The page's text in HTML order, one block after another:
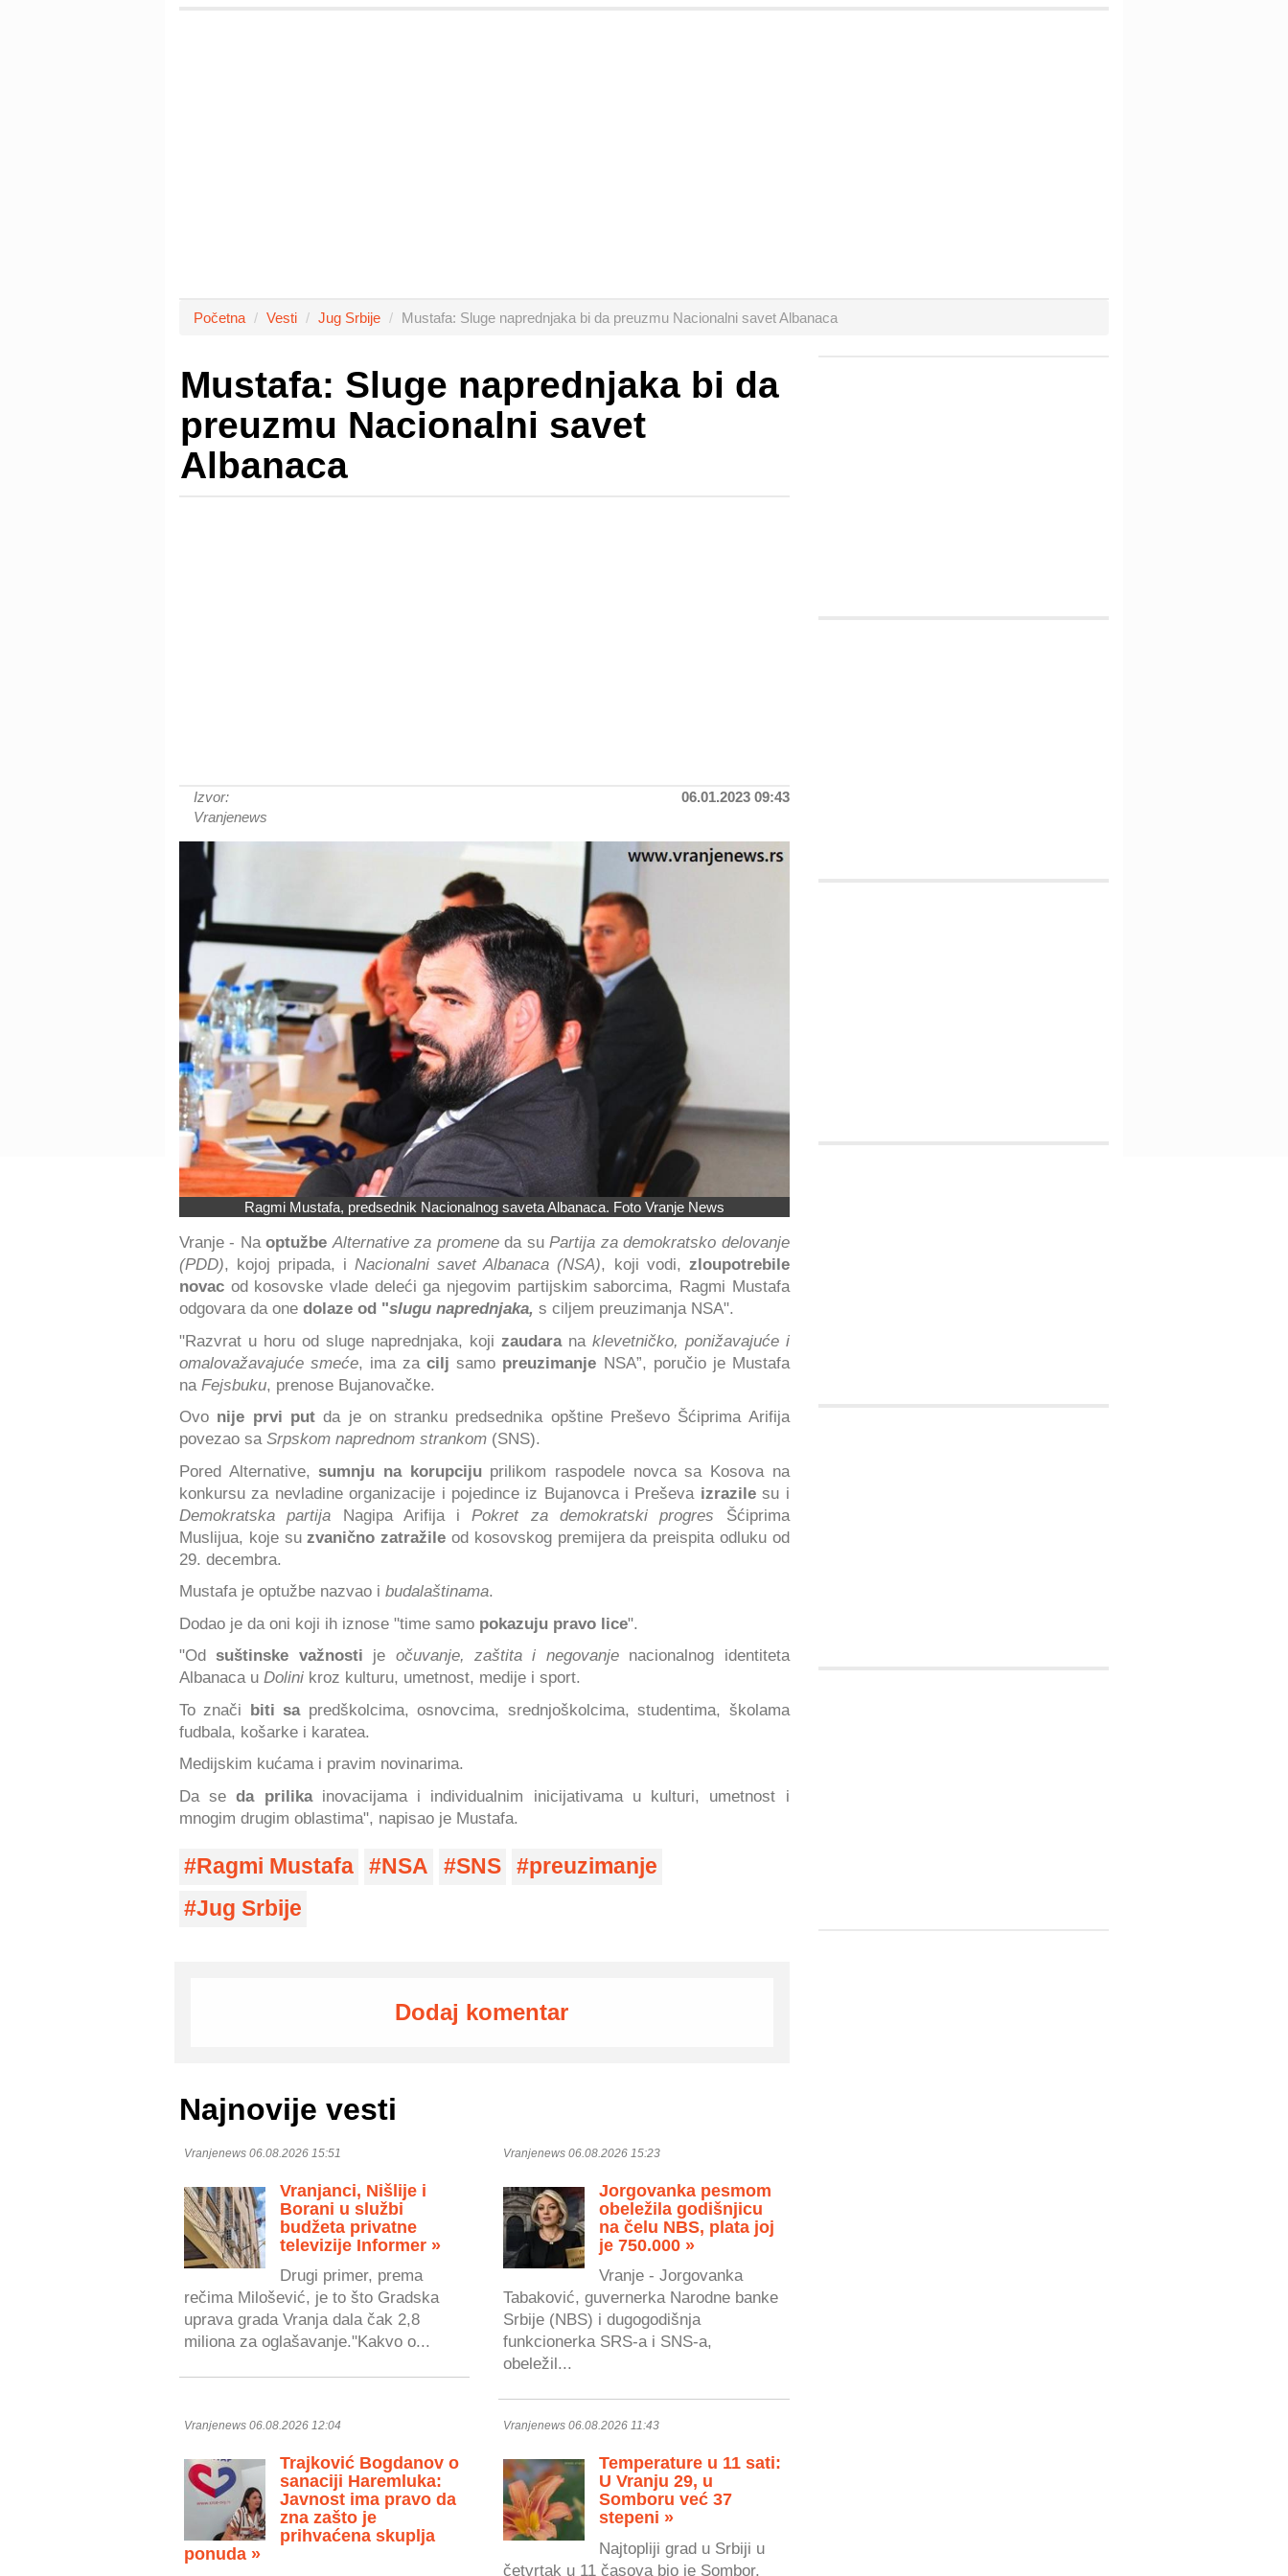
Početna Vesti Jug Srbije Mustafa: Sluge naprednjaka bi da preuzmu Nacionalni savet Albanaca
Mustafa: Sluge naprednjaka bi da
preuzmu Nacionalni savet
Albanaca
Izvor:
Vranjenews
06.01.2023 09:43
Ragmi Mustafa, predsednik Nacionalnog saveta Albanaca. Foto Vranje News
Vranje - Naoptužbe Alternative za promeneda suPartija za demokratsko delovanje
(PDD), kojoj pripada, iNacionalni savet Albanaca (NSA), koji vodi, zloupotrebile
novac od kosovske vlade deleći ga njegovim partijskim saborcima, Ragmi Mustafa
odgovara da one dolaze od "slugu naprednjaka, s ciljem preuzimanja NSA".
"Razvrat u horu od sluge naprednjaka, koji zaudarana klevetničko, ponižavajuće i
omalovažavajuće smeće, ima zacilj samo preuzimanje NSA”, poručio je Mustafa
na Fejsbuku, prenose Bujanovačke.
Ovo nije prvi putda je on stranku predsednika opštine Preševo Šćiprima Arifija
povezao sa Srpskom naprednom strankom (SNS).
Pored Alternative,sumnju na korupcijuprilikom raspodele novca sa Kosova na
konkursu za nevladine organizacije i pojedince iz Bujanovca i Preševa izrazilesu i
Demokratska partija Nagipa Arifija iPokret za demokratski progres Šćiprima
Muslijua, koje suzvanično zatražile od kosovskog premijera da preispita odluku od
29. decembra.
Mustafa je optužbe nazvao i budalaštinama.
Dodao je da oni koji ih iznose "time samo pokazuju pravo lice".
"Odsuštinske važnosti je očuvanje, zaštita i negovanjenacionalnog identiteta
Albanaca u Dolini kroz kulturu, umetnost, medije i sport.
To znači biti sapredškolcima, osnovcima, srednjoškolcima, studentima, školama
fudbala, košarke i karatea.
Medijskim kućama i pravim novinarima.
Da se da prilikainovacijama i individualnim inicijativama u kulturi, umetnost i
mnogim drugim oblastima", napisao je Mustafa.
Ragmi Mustafa NSA SNS
preuzimanje
Jug Srbije
Dodaj komentar
Najnovije vesti
Vranjenews 06.08.2026 15:51
Vranjanci, Nišlije i
Borani u službi
budžeta privatne
televizije Informer »
Drugi primer, prema
rečima Milošević, je to što Gradska
uprava grada Vranja dala čak 2,8
miliona za oglašavanje."Kakvo o...
Vranjenews 06.08.2026 15:23
Jorgovanka pesmom
obeležila godišnjicu
na čelu NBS, plata joj
je 750.000 »
Vranje - Jorgovanka
Tabaković, guvernerka Narodne banke
Srbije (NBS) i dugogodišnja
funkcionerka SRS-a i SNS-a,
obeležil...
Vranjenews 06.08.2026 12:04
Trajković Bogdanov o
sanaciji Haremluka:
Javnost ima pravo da
zna zašto je
prihvaćena skuplja
ponuda »
Vranjenews 06.08.2026 11:43
Temperature u 11 sati:
U Vranju 29, u
Somboru već 37
stepeni »
Najtopliji grad u Srbiji u
četvrtak u 11 časova bio je Sombor,